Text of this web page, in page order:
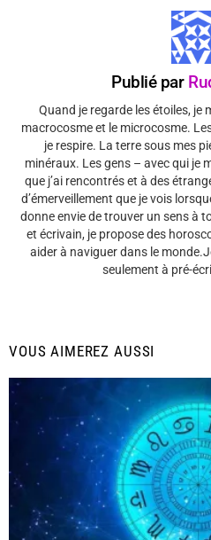
Publié par
Quand je regarde les étoiles, je
macrocosme et le microcosme.
je respire. La terre sous mes
minéraux. Les gens – avec qui je
que j’ai rencontrés et à des
d’émerveillement que je vois
donne envie de trouver un sens à
et écrivain, je propose des
aider à naviguer dans le
seulement à pré-
VOUS AIMEREZ AUSSI